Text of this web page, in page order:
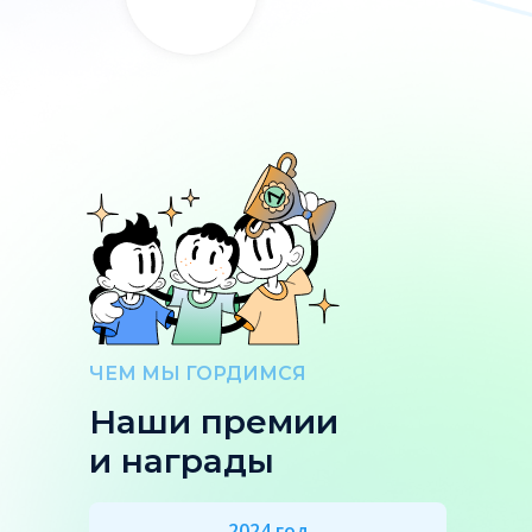
ЧЕМ МЫ ГОРДИМСЯ
Наши премии
и награды